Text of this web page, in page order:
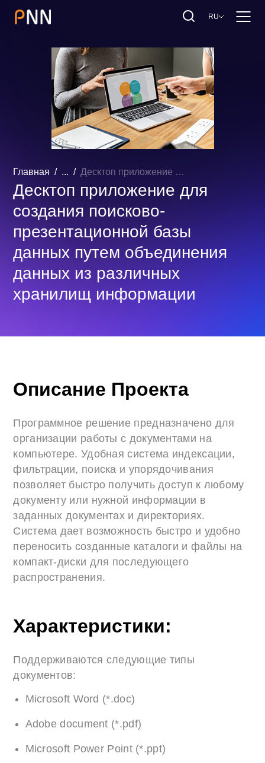
RU
Главная ... Десктоп приложение для создания поисково-презентационной базы данных путем объединения данных из различных хранилищ информации
Десктоп приложение для
создания поисково-
презентационной базы
данных путем объединения
данных из различных
хранилищ информации
Описание Проекта
Программное решение предназначено для
организации работы с документами на
компьютере. Удобная система индексации,
фильтрации, поиска и упорядочивания
позволяет быстро получить доступ к любому
документу или нужной информации в
заданных документах и директориях.
Система дает возможность быстро и удобно
переносить созданные каталоги и файлы на
компакт-диски для последующего
распространения.
Характеристики:
Поддерживаются следующие типы
документов:
Microsoft Word (*.doc)
Adobe document (*.pdf)
Microsoft Power Point (*.ppt)